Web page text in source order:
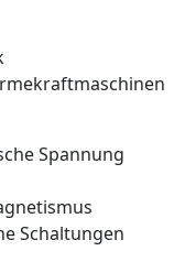
Spannung
Schaltungen